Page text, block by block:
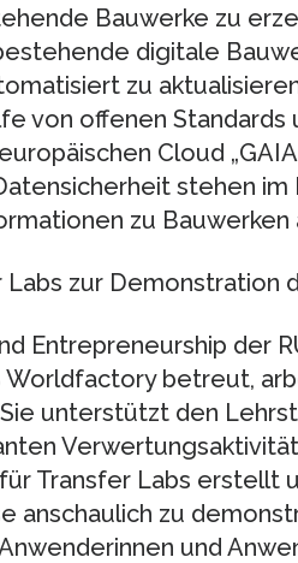
Bauwerke zu
digitale
zu
von offenen Standards
Cloud
stehen im
zu
zur Demonstration
Entrepreneurship der
Worldfactory betreut,
unterstützt den
Transfer Labs erstellt
anschaulich zu
und